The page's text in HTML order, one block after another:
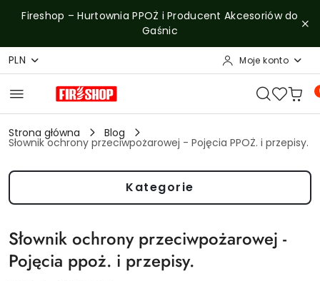
Przejdź do treści głównej
Przejdź do wyszukiwarki
Przejdź do moje konto
Przejdź do menu głównego
Przejdź do stopki
Fireshop – Hurtownia PPOŻ i Producent Akcesoriów do
Gaśnic
PLN Moje konto
Strona główna Blog
Słownik ochrony przeciwpożarowej - Pojęcia PPOŻ. i przepisy.
Kategorie
Słownik ochrony przeciwpożarowej -
Pojęcia ppoż. i przepisy.